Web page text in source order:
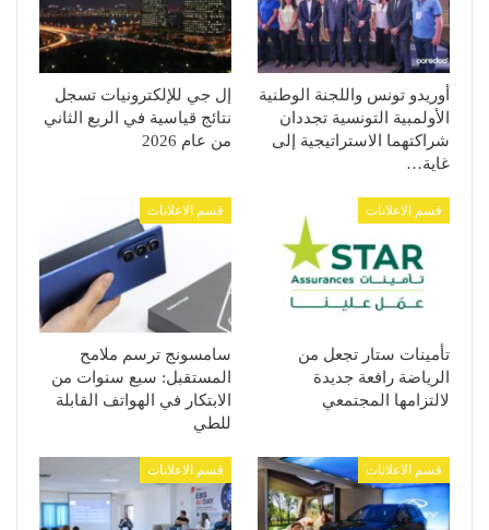
أوريدو تونس واللجنة الوطنية
الأولمبية التونسية تجددان
شراكتهما الاستراتيجية إلى
غاية…
إل جي للإلكترونيات تسجل
نتائج قياسية في الربع الثاني
من عام 2026
قسم الاعلانات
تأمينات ستار تجعل من
الرياضة رافعة جديدة
لالتزامها المجتمعي
قسم الاعلانات
سامسونج ترسم ملامح
المستقبل: سبع سنوات من
الابتكار في الهواتف القابلة
للطي
قسم الاعلانات قسم الاعلانات